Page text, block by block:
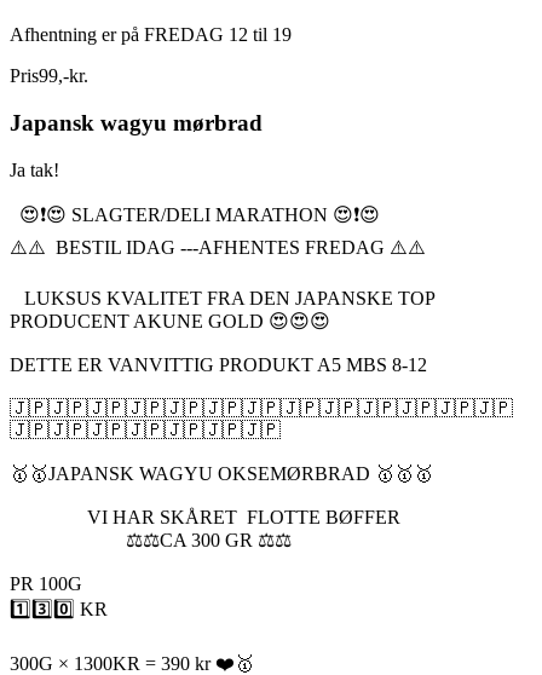
Afhentning er på FREDAG 12 til 19
Pris99,-kr.
Japansk wagyu mørbrad
Ja tak!
😍❗️😍 SLAGTER/DELI MARATHON 😍❗️😍
⚠️⚠️ BESTIL IDAG ---AFHENTES FREDAG ⚠️⚠️
LUKSUS KVALITET FRA DEN JAPANSKE TOP
PRODUCENT AKUNE GOLD 😍😍😍
DETTE ER VANVITTIG PRODUKT A5 MBS 8-12
🇯🇵🇯🇵🇯🇵🇯🇵🇯🇵🇯🇵🇯🇵🇯🇵🇯🇵🇯🇵🇯🇵🇯🇵🇯🇵
🇯🇵🇯🇵🇯🇵🇯🇵🇯🇵🇯🇵🇯🇵
🥇🥇JAPANSK WAGYU OKSEMØRBRAD 🥇🥇🥇
VI HAR SKÅRET FLOTTE BØFFER
⚖️⚖️CA 300 GR ⚖️⚖️
PR 100G
1️⃣3️⃣0️⃣ KR
300G × 1300KR = 390 kr ❤️🥇